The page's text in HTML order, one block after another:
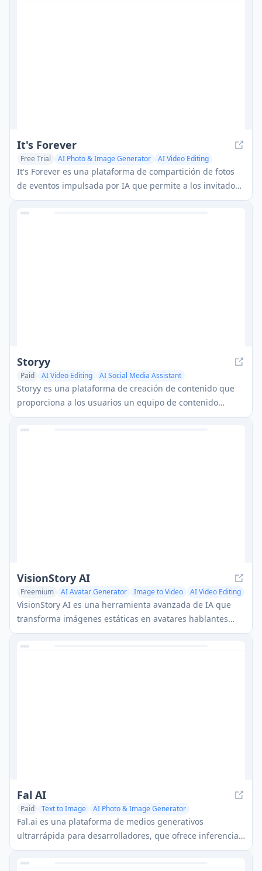
It's Forever
Free Trial AI Photo & Image Generator
AI Video Editing
AI UGC Video Generator
It's Forever es una plataforma de compartición de fotos
de eventos impulsada por IA que permite a los invitados
capturar, subir y revivir recuerdos de celebraciones
fácilmente.
Storyy
Paid AI Video Editing
AI Social Media Assistant
AI Content Detector
Storyy es una plataforma de creación de contenido que
proporciona a los usuarios un equipo de contenido
virtual para planificar, crear y gestionar contenido
personalizado en redes sociales.
VisionStory AI
Freemium AI Avatar Generator Image to Video AI Video Editing
VisionStory AI es una herramienta avanzada de IA que
transforma imágenes estáticas en avatares hablantes
dinámicos y expresivos con capacidades de video y audio
de alta calidad.
Fal AI
Paid Text to Image
AI Photo & Image Generator
AI Video Editing
Fal.ai es una plataforma de medios generativos
ultrarrápida para desarrolladores, que ofrece inferencia
de modelos de IA optimizada y capacidades en tiempo
real.